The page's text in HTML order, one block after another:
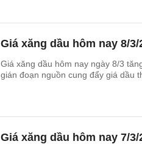
Giá xăng dầu hôm nay 8/
Giá xăng dầu hôm nay ngày 8/3
gián đoạn nguồn cung đẩy giá dầu
Giá xăng dầu hôm nay 7/